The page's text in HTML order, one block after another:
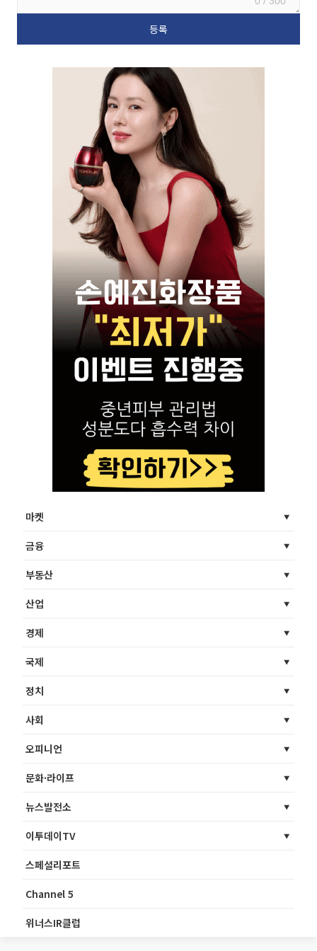
마켓
금융
부동산
산업
경제
국제
정치
사회
오피니언
문화·라이프
뉴스발전소
이투데이TV
스페셜리포트
Channel 5
위너스IR클럽